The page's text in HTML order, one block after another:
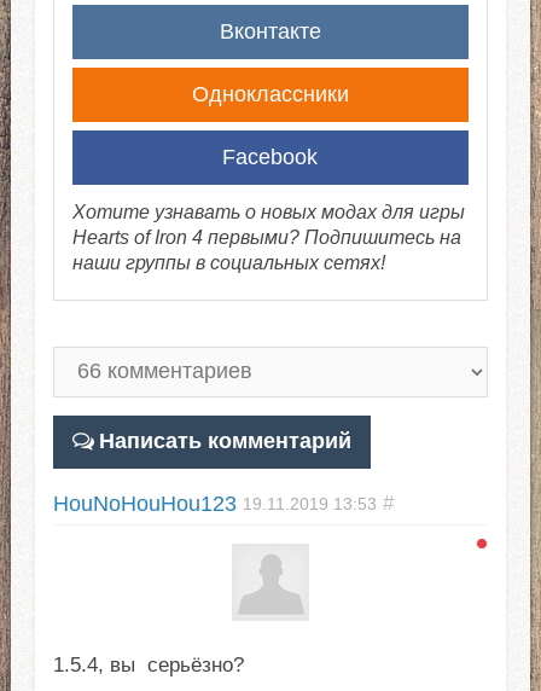
Вконтакте
Одноклассники
Facebook
Хотите узнавать о новых модах для игры
Hearts of Iron 4 первыми? Подпишитесь на
наши группы в социальных сетях!
Написать комментарий
HouNoHouHou123 19.11.2019 13:53 #
1.5.4, вы серьёзно?